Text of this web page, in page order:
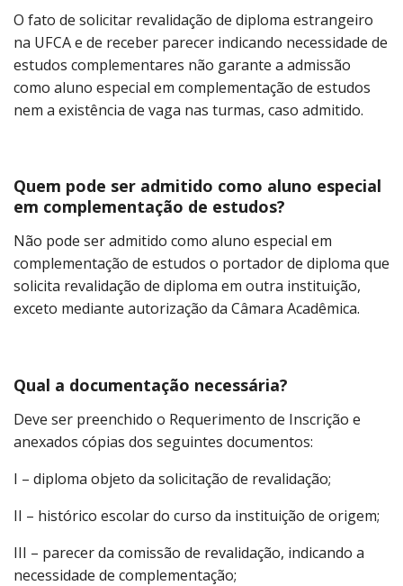
O fato de solicitar revalidação de diploma estrangeiro
na UFCA e de receber parecer indicando necessidade de
estudos complementares não garante a admissão
como aluno especial em complementação de estudos
nem a existência de vaga nas turmas, caso admitido.
Quem pode ser admitido como aluno especial
em complementação de estudos?
Não pode ser admitido como aluno especial em
complementação de estudos o portador de diploma que
solicita revalidação de diploma em outra instituição,
exceto mediante autorização da Câmara Acadêmica.
Qual a documentação necessária?
Deve ser preenchido o Requerimento de Inscrição e
anexados cópias dos seguintes documentos:
I – diploma objeto da solicitação de revalidação;
II – histórico escolar do curso da instituição de origem;
III – parecer da comissão de revalidação, indicando a
necessidade de complementação;